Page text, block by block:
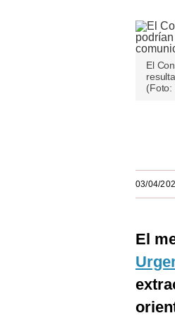
El
(Foto:
03/04/
El